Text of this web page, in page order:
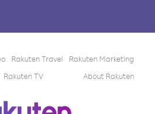
Rakuten Travel
Rakuten Marketing
Rakuten TV About Rakuten